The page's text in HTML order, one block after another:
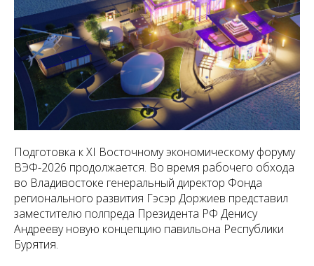
Подготовка к XI Восточному экономическому форуму
ВЭФ-2026 продолжается. Во время рабочего обхода
во Владивостоке генеральный директор Фонда
регионального развития Гэсэр Доржиев представил
заместителю полпреда Президента РФ Денису
Андрееву новую концепцию павильона Республики
Бурятия.